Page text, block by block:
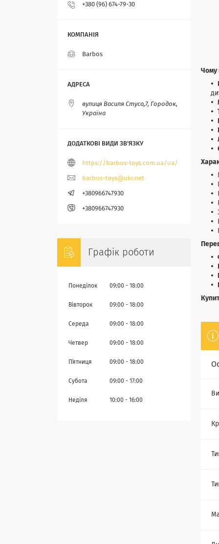
Чому
+380 (96) 674-79-30
Barbos
вулиця Василя Стуса,7, Городок,
Україна
https://barbos-toys.com.ua/ua/
barbos-toys@ukr.net
+380966747930
+380966747930
Графік роботи
Понеділок 09:00 18:00
Вівторок 09:00 18:00
Середа 09:00 18:00
Четвер 09:00 18:00
Пʼятниця 09:00 18:00
Субота 09:00 17:00
Неділя 10:00 16:00